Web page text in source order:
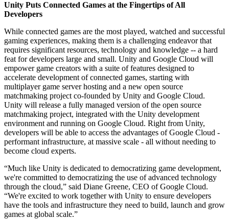
Lance grandes jogos com pequenas equipes
Jogos XR
Lance jogos XR em várias plataformas
Jogos com multijogador
Simplifique o desenvolvimento de jogos multiplayer
Unity Puts Connected Games at the Fingertips of All
Developers
While connected games are the most played, watched and successful
gaming experiences, making them is a challenging endeavor that
requires significant resources, technology and knowledge -- a hard
feat for developers large and small. Unity and Google Cloud will
empower game creators with a suite of features designed to
accelerate development of connected games, starting with
multiplayer game server hosting and a new open source
matchmaking project co-founded by Unity and Google Cloud.
Unity will release a fully managed version of the open source
matchmaking project, integrated with the Unity development
environment and running on Google Cloud. Right from Unity,
developers will be able to access the advantages of Google Cloud -
performant infrastructure, at massive scale - all without needing to
become cloud experts.
“Much like Unity is dedicated to democratizing game development,
we're committed to democratizing the use of advanced technology
through the cloud,” said Diane Greene, CEO of Google Cloud.
“We're excited to work together with Unity to ensure developers
have the tools and infrastructure they need to build, launch and grow
games at global scale.”